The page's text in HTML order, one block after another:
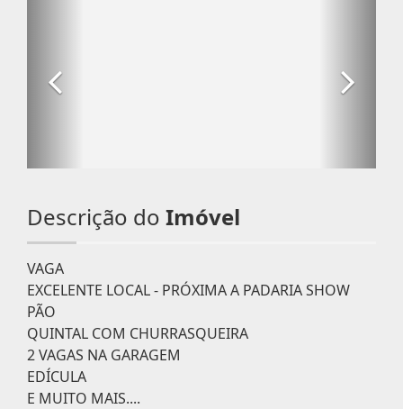
Descrição do Imóvel
VAGA
EXCELENTE LOCAL - PRÓXIMA A PADARIA SHOW
PÃO
QUINTAL COM CHURRASQUEIRA
2 VAGAS NA GARAGEM
EDÍCULA
E MUITO MAIS....